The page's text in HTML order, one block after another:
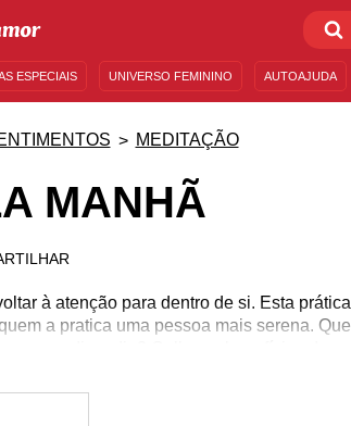
ESPECIAIS UNIVERSO FEMININO AUTOAJUDA
MEDITAÇÃO
MANHÃ
à atenção para dentro de si. Esta prática
a pratica uma pessoa mais serena. Que
no seu dia a dia? Colha os benefícios dessa
e foque no que realmente importa: você!
benefícios da meditação.